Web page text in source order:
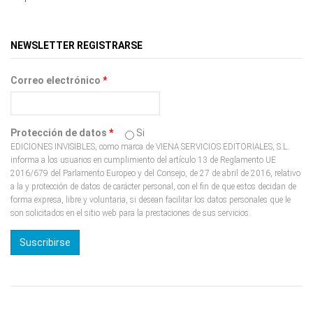
NEWSLETTER REGISTRARSE
Correo electrónico *
Protección de datos * Si
EDICIONES INVISIBLES, como marca de VIENA SERVICIOS EDITORIALES, S.L.
informa a los usuarios en cumplimiento del artículo 13 de Reglamento UE
2016/679 del Parlamento Europeo y del Consejo, de 27 de abril de 2016, relativo
a la y protección de datos de carácter personal, con el fin de que estos decidan de
forma expresa, libre y voluntaria, si desean facilitar los datos personales que le
son solicitados en el sitio web para la prestaciones de sus servicios.